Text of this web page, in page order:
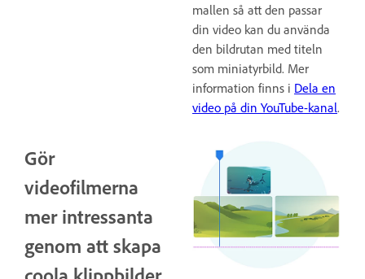
mallen så att den passar
din video kan du använda
den bildrutan med titeln
som miniatyrbild. Mer
information finns i Dela en
video på din YouTube-kanal.
Gör
videofilmerna
mer intressanta
genom att skapa